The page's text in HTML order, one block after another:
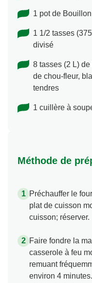
1 pot de
1 1/2 tasses
divisé
8 tasses (2 L)
de chou-fleur,
tendres
1 cuillère à
Méthode de
Préchauffer le
plat de cuisson
cuisson; réserver.
Faire fondre la
casserole à feu
remuant
environ 4